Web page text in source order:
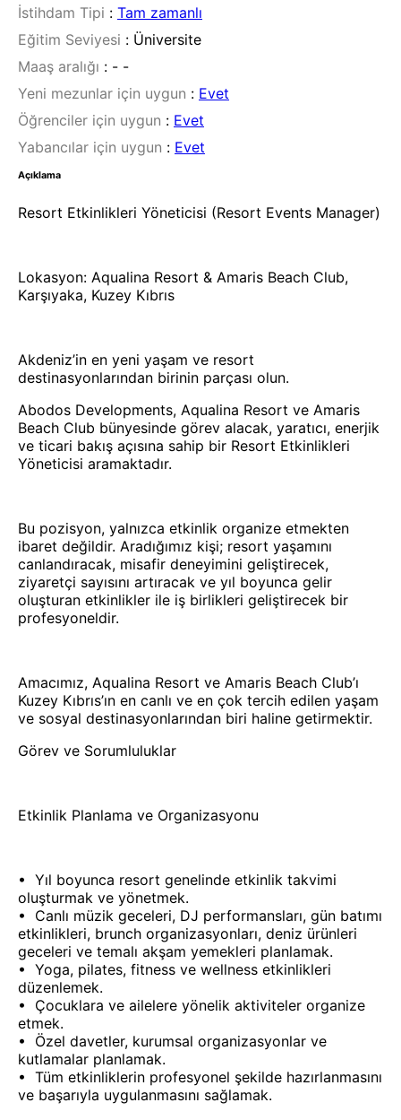
İstihdam Tipi : Tam zamanlı
Eğitim Seviyesi : Üniversite
Maaş aralığı : - -
Yeni mezunlar için uygun : Evet
Öğrenciler için uygun : Evet
Yabancılar için uygun : Evet
Açıklama
Resort Etkinlikleri Yöneticisi (Resort Events Manager)
Lokasyon: Aqualina Resort & Amaris Beach Club,
Karşıyaka, Kuzey Kıbrıs
Akdeniz’in en yeni yaşam ve resort
destinasyonlarından birinin parçası olun.
Abodos Developments, Aqualina Resort ve Amaris
Beach Club bünyesinde görev alacak, yaratıcı, enerjik
ve ticari bakış açısına sahip bir Resort Etkinlikleri
Yöneticisi aramaktadır.
Bu pozisyon, yalnızca etkinlik organize etmekten
ibaret değildir. Aradığımız kişi; resort yaşamını
canlandıracak, misafir deneyimini geliştirecek,
ziyaretçi sayısını artıracak ve yıl boyunca gelir
oluşturan etkinlikler ile iş birlikleri geliştirecek bir
profesyoneldir.
Amacımız, Aqualina Resort ve Amaris Beach Club’ı
Kuzey Kıbrıs’ın en canlı ve en çok tercih edilen yaşam
ve sosyal destinasyonlarından biri haline getirmektir.
Görev ve Sorumluluklar
Etkinlik Planlama ve Organizasyonu
•⁠ ⁠Yıl boyunca resort genelinde etkinlik takvimi
oluşturmak ve yönetmek.
•⁠ ⁠Canlı müzik geceleri, DJ performansları, gün batımı
etkinlikleri, brunch organizasyonları, deniz ürünleri
geceleri ve temalı akşam yemekleri planlamak.
•⁠ ⁠Yoga, pilates, fitness ve wellness etkinlikleri
düzenlemek.
•⁠ ⁠Çocuklara ve ailelere yönelik aktiviteler organize
etmek.
•⁠ ⁠Özel davetler, kurumsal organizasyonlar ve
kutlamalar planlamak.
•⁠ ⁠Tüm etkinliklerin profesyonel şekilde hazırlanmasını
ve başarıyla uygulanmasını sağlamak.